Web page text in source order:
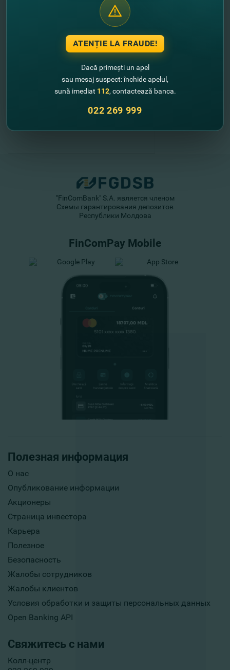
Полезная информация
О нас
Опубликование информации
Акционеры
Страница инвестора
Карьера
Полезное
Безопасность
Жалобы сотрудников
Жалобы клиентов
Условия обработки и защиты персональных данных
Open Banking API
Свяжитесь с нами
Колл-центр
"FinComBank" S.A. является членом
Схемы гарантирования депозитов
Республики Молдова
FinComPay Mobile
ATENȚIE LA FRAUDE!
Dacă primești un apel
sau mesaj suspect: închide apelul,
sună imediat 112, contactează banca.
022 269 999